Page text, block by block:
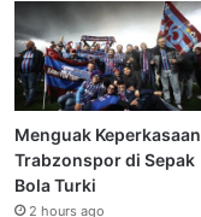
Menguak Keperkasaan
Trabzonspor di Sepak
Bola Turki
2 hours ago